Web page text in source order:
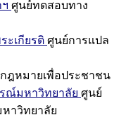
ศูนย์ทดสอบทาง
ะเกียรติ ศูนย์การแปล
ฎหมายเพื่อประชาชน
ณ์มหาวิทยาลัย ศูนย์
าวิทยาลัย